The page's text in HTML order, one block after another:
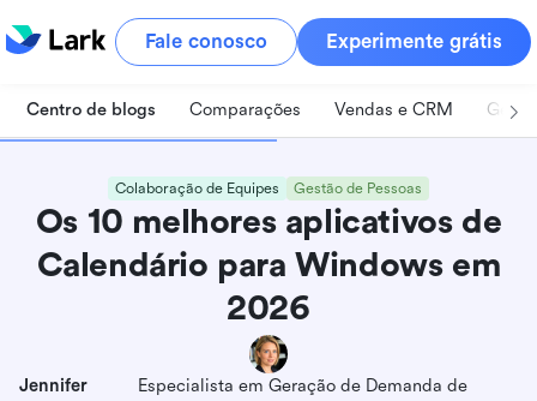
Fale conosco Experimente grátis
Centro de blogs Comparações Vendas e CRM
Colaboração de Equipes Gestão de Pessoas
Os 10 melhores aplicativos de
Calendário para Windows em
2026
Jennifer
Especialista em Geração de Demanda de